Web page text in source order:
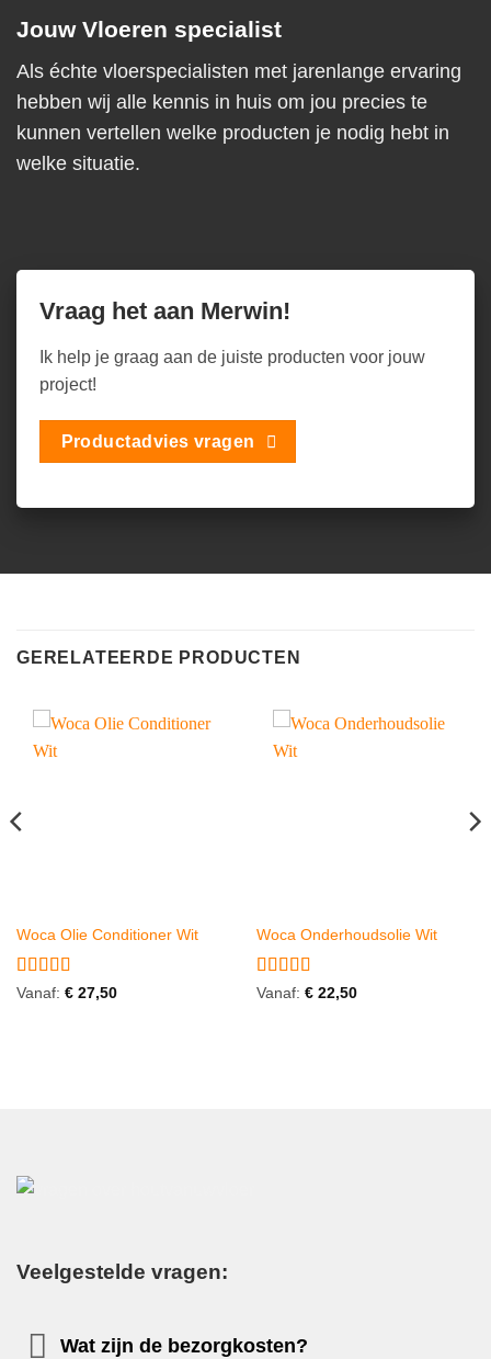
Jouw Vloeren specialist
Als échte vloerspecialisten met jarenlange ervaring
hebben wij alle kennis in huis om jou precies te
kunnen vertellen welke producten je nodig hebt in
welke situatie.
Vraag het aan Merwin!
Ik help je graag aan de juiste producten voor jouw
project!
Productadvies vragen
GERELATEERDE PRODUCTEN
Woca Olie Conditioner Wit
Gewaardeerd
Vanaf: €27,50
Woca Onderhoudsolie Wit
Gewaardeerd
Vanaf: €22,50
Veelgestelde vragen:
Wat zijn de bezorgkosten?